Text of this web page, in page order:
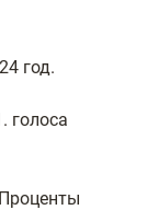
год.
голоса